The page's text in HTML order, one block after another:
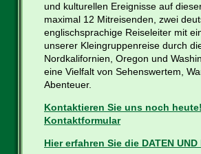
und kulturellen Ereignisse auf
maximal 12 Mitreisenden, zwei
englischsprachige Reiseleiter mit
unserer Kleingruppenreise durch
Nordkalifornien, Oregon und
eine Vielfalt von Sehenswertem,
Abenteuer.
Kontaktieren Sie uns noch
Kontaktformular
Hier erfahren Sie die DATEN UND